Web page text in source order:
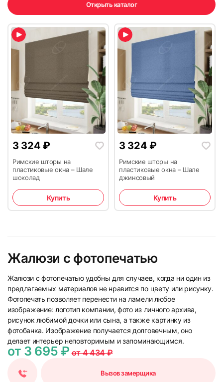
Открыть каталог
3 324 ₽
Римские шторы на
пластиковые окна – Шале
шоколад
Купить
3 324 ₽
Римские шторы на
пластиковые окна – Шале
джинсовый
Купить
Жалюзи с фотопечатью
Жалюзи с фотопечатью удобны для случаев, когда ни один из
предлагаемых материалов не нравится по цвету или рисунку.
Фотопечать позволяет перенести на ламели любое
изображение: логотип компании, фото из личного архива,
рисунок любимой дочки или сына, а также картинку из
фотобанка. Изображение получается долговечным, оно
делает интерьер неповторимым и запоминающимся.
от 3 695 ₽от 4 434 ₽
Вызов замерщика